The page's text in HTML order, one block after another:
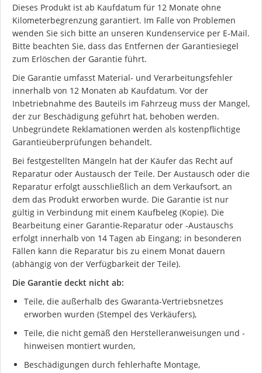
Dieses Produkt ist ab Kaufdatum für 12 Monate ohne
Kilometerbegrenzung garantiert. Im Falle von Problemen
wenden Sie sich bitte an unseren Kundenservice per E-Mail.
Bitte beachten Sie, dass das Entfernen der Garantiesiegel
zum Erlöschen der Garantie führt.
Die Garantie umfasst Material- und Verarbeitungsfehler
innerhalb von 12 Monaten ab Kaufdatum. Vor der
Inbetriebnahme des Bauteils im Fahrzeug muss der Mangel,
der zur Beschädigung geführt hat, behoben werden.
Unbegründete Reklamationen werden als kostenpflichtige
Garantieüberprüfungen behandelt.
Bei festgestellten Mängeln hat der Käufer das Recht auf
Reparatur oder Austausch der Teile. Der Austausch oder die
Reparatur erfolgt ausschließlich an dem Verkaufsort, an
dem das Produkt erworben wurde. Die Garantie ist nur
gültig in Verbindung mit einem Kaufbeleg (Kopie). Die
Bearbeitung einer Garantie-Reparatur oder -Austauschs
erfolgt innerhalb von 14 Tagen ab Eingang; in besonderen
Fällen kann die Reparatur bis zu einem Monat dauern
(abhängig von der Verfügbarkeit der Teile).
Die Garantie deckt nicht ab:
Teile, die außerhalb des Gwaranta-Vertriebsnetzes
erworben wurden (Stempel des Verkäufers),
Teile, die nicht gemäß den Herstelleranweisungen und -
hinweisen montiert wurden,
Beschädigungen durch fehlerhafte Montage,